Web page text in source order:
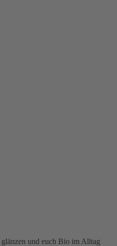
und euch Bio im Alltag